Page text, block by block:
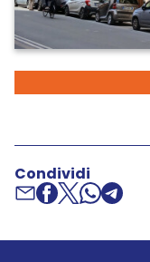
Condividi